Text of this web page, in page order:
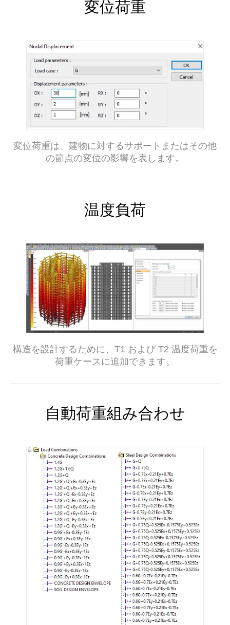
変位荷重
変位荷重は、建物に対するサポートまたはその他
の節点の変位の影響を表します。
温度負荷
構造を設計するために、T1 および T2 温度荷重を
荷重ケースに追加できます。
自動荷重組み合わせ